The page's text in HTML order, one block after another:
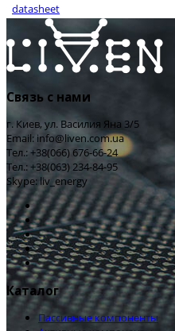
datasheet
Связь с нами
г. Киев, ул. Василия Яна 3/5
Email: info@liven.com.ua
Тел.: +38(066) 676-66-24
Тел.: +38(063) 234-84-95
Skype: liv_energy
Каталог
Пассивные компоненты